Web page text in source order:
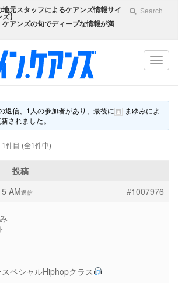
元スタッフによるケアンズ情報サイ
ズ】
アンズの旬でディープな情報が満
Search
返信、1人の参加者があり、最後に まゆみによ
されました。
件目 (全1件中)
投稿
AM
#1007976
返信
ペシャルHiphopクラス